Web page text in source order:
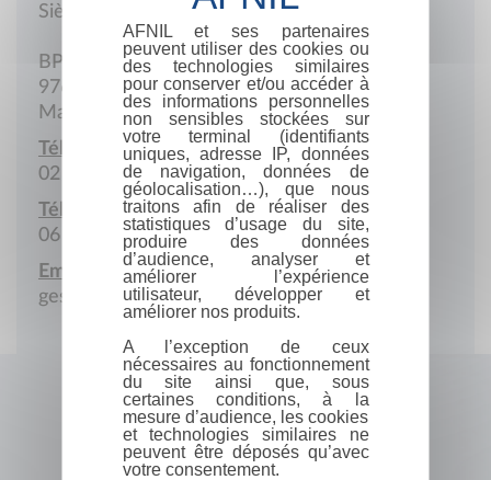
Siège social
BP12
97620 Chirongui
Mayotte
Téléphone :
02 69 64 78 54
Téléphone portable :
06 39 07 87 29
Email :
gest.lpo.chirongui@ac-mayotte.fr
AFNIL et ses partenaires
peuvent utiliser des cookies ou
des technologies similaires
pour conserver et/ou accéder à
des informations personnelles
non sensibles stockées sur
votre terminal (identifiants
uniques, adresse IP, données
de navigation, données de
géolocalisation…), que nous
traitons afin de réaliser des
statistiques d’usage du site,
produire des données
d’audience, analyser et
améliorer l’expérience
utilisateur, développer et
améliorer nos produits.
A l’exception de ceux
nécessaires au fonctionnement
du site ainsi que, sous
certaines conditions, à la
mesure d’audience, les cookies
et technologies similaires ne
peuvent être déposés qu’avec
votre consentement.